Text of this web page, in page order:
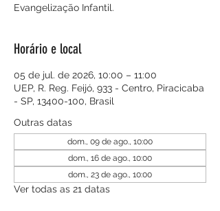
Evangelização Infantil.
Horário e local
05 de jul. de 2026, 10:00 – 11:00
UEP, R. Reg. Feijó, 933 - Centro, Piracicaba
- SP, 13400-100, Brasil
Outras datas
dom., 09 de ago., 10:00
dom., 16 de ago., 10:00
dom., 23 de ago., 10:00
Ver todas as 21 datas